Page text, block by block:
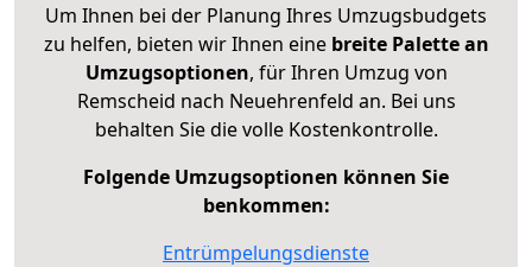
Um Ihnen bei der Planung Ihres Umzugsbudgets
zu helfen, bieten wir Ihnen eine breite Palette an
Umzugsoptionen, für Ihren Umzug von
Remscheid nach Neuehrenfeld an. Bei uns
behalten Sie die volle Kostenkontrolle.
Folgende Umzugsoptionen können Sie
benkommen:
Entrümpelungsdienste